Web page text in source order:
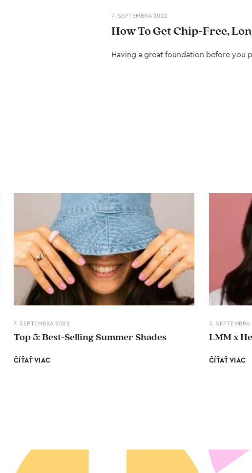
7. SEPTEMBRA 2022
How To Get Chip-Free,
Having a great foundation before you
7. SEPTEMBRA 2022
Top 5: Best-Selling Summer Shades
ČÍŤAŤ VIAC
5.
LMM x
ČÍŤAŤ VIAC